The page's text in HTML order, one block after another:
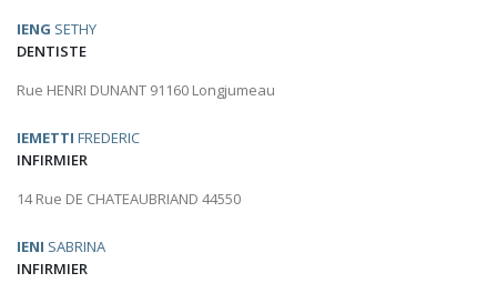
IENG SETHY
DENTISTE
Rue HENRI DUNANT 91160 Longjumeau
IEMETTI FREDERIC
INFIRMIER
14 Rue DE CHATEAUBRIAND 44550
IENI SABRINA
INFIRMIER